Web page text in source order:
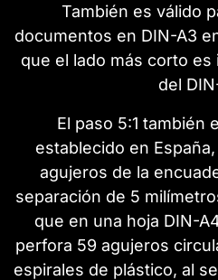
También es válido
documentos en DIN-A3
que el lado más corto es
del
El paso 5:1 también
establecido en
agujeros de la
separación de 5
que en una hoja DIN-
perfora 59 agujeros
espirales de plástico, al